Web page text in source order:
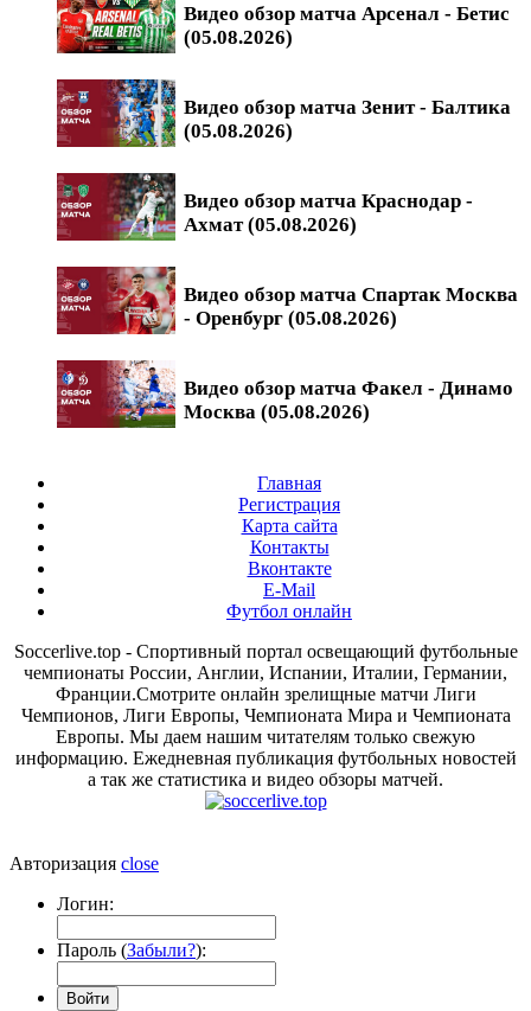
Видео обзор матча Арсенал - Бетис
(05.08.2026)
Видео обзор матча Зенит - Балтика
(05.08.2026)
Видео обзор матча Краснодар -
Ахмат (05.08.2026)
Видео обзор матча Спартак Москва
- Оренбург (05.08.2026)
Видео обзор матча Факел - Динамо
Москва (05.08.2026)
Главная
Регистрация
Карта сайта
Контакты
Вконтакте
E-Mail
Футбол онлайн
Soccerlive.top - Спортивный портал освещающий футбольные
чемпионаты России, Англии, Испании, Италии, Германии,
Франции.Смотрите онлайн зрелищные матчи Лиги
Чемпионов, Лиги Европы, Чемпионата Мира и Чемпионата
Европы. Мы даем нашим читателям только свежую
информацию. Ежедневная публикация футбольных новостей
а так же статистика и видео обзоры матчей.
Авторизация close
Логин:
Пароль (Забыли?):
Войти